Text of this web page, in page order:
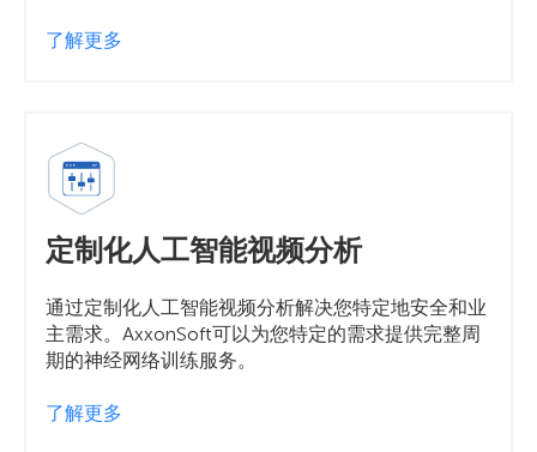
了解更多
定制化人工智能视频分析
通过定制化人工智能视频分析解决您特定地安全和业
主需求。AxxonSoft可以为您特定的需求提供完整周
期的神经网络训练服务。
了解更多